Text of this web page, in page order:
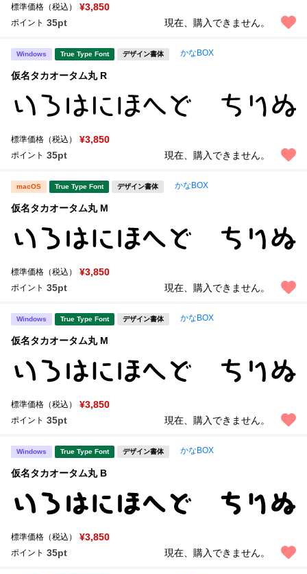
標準価格（税込） ¥3,850
ポイント 35pt 現在、購入できません。
Windows True Type Font デザイン書体 かなBOX
仮名タカオータム丸 R
標準価格（税込） ¥3,850
ポイント 35pt 現在、購入できません。
macOS True Type Font デザイン書体 かなBOX
仮名タカオータム丸 M
標準価格（税込） ¥3,850
ポイント 35pt 現在、購入できません。
Windows True Type Font デザイン書体 かなBOX
仮名タカオータム丸 M
標準価格（税込） ¥3,850
ポイント 35pt 現在、購入できません。
Windows True Type Font デザイン書体 かなBOX
仮名タカオータム丸 B
標準価格（税込） ¥3,850
ポイント 35pt 現在、購入できません。